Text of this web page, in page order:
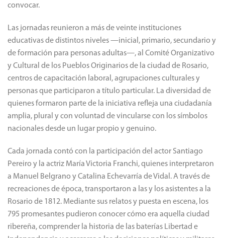
convocar.
Las jornadas reunieron a más de veinte instituciones
educativas de distintos niveles —inicial, primario, secundario y
de formación para personas adultas—, al Comité Organizativo
y Cultural de los Pueblos Originarios de la ciudad de Rosario,
centros de capacitación laboral, agrupaciones culturales y
personas que participaron a título particular. La diversidad de
quienes formaron parte de la iniciativa refleja una ciudadanía
amplia, plural y con voluntad de vincularse con los símbolos
nacionales desde un lugar propio y genuino.
Cada jornada contó con la participación del actor Santiago
Pereiro y la actriz María Victoria Franchi, quienes interpretaron
a Manuel Belgrano y Catalina Echevarría de Vidal. A través de
recreaciones de época, transportaron a las y los asistentes a la
Rosario de 1812. Mediante sus relatos y puesta en escena, los
795 promesantes pudieron conocer cómo era aquella ciudad
ribereña, comprender la historia de las baterías Libertad e